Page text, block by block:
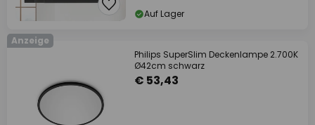
Auf Lager
Anzeige
Philips SuperSlim Deckenlampe 2.700K
Ø42cm schwarz
€ 53,43